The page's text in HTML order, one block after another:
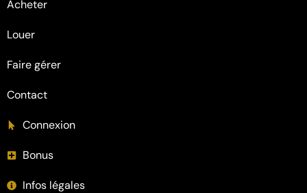
Acheter
Louer
Faire gérer
Contact
Connexion
Bonus
Infos légales